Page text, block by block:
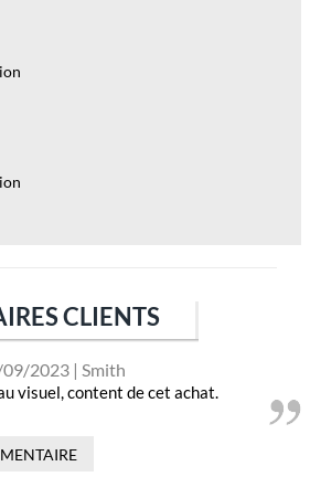
CLIENTS
2023 | Smith
visuel, content de cet achat.